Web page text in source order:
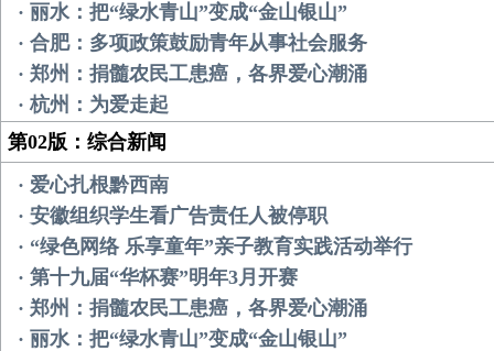
· 丽水：把“绿水青山”变成“金山银山”
· 合肥：多项政策鼓励青年从事社会服务
· 郑州：捐髓农民工患癌，各界爱心潮涌
· 杭州：为爱走起
第02版：综合新闻
· 爱心扎根黔西南
· 安徽组织学生看广告责任人被停职
· “绿色网络 乐享童年”亲子教育实践活动举行
· 第十九届“华杯赛”明年3月开赛
· 郑州：捐髓农民工患癌，各界爱心潮涌
· 丽水：把“绿水青山”变成“金山银山”